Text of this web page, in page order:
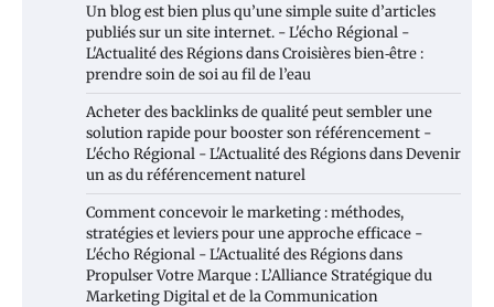
Un blog est bien plus qu’une simple suite d’articles
publiés sur un site internet. - L'écho Régional -
L'Actualité des RégionsdansCroisières bien‑être :
prendre soin de soi au fil de l’eau
Acheter des backlinks de qualité peut sembler une
solution rapide pour booster son référencement -
L'écho Régional - L'Actualité des RégionsdansDevenir
un as du référencement naturel
Comment concevoir le marketing : méthodes,
stratégies et leviers pour une approche efficace -
L'écho Régional - L'Actualité des Régionsdans
Propulser Votre Marque : L’Alliance Stratégique du
Marketing Digital et de la Communication